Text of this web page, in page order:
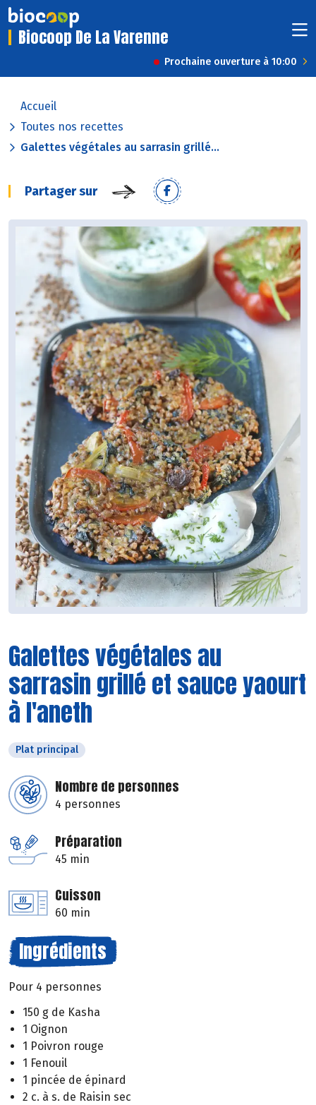
Biocoop De La Varenne
Prochaine ouverture à 10:00
Accueil
Toutes nos recettes
Galettes végétales au sarrasin grillé...
Partager sur
Galettes végétales au
sarrasin grillé et sauce yaourt
à l'aneth
Plat principal
Nombre de personnes
4 personnes
Préparation
45 min
Cuisson
60 min
Ingrédients
Pour 4 personnes
150 g de Kasha
1 Oignon
1 Poivron rouge
1 Fenouil
1 pincée de épinard
2 c. à s. de Raisin sec